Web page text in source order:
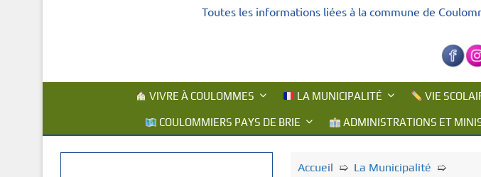
l
Toutes les informations liées à la commune de
VIVRE À COULOMMES LA MUNICIPALITÉ VIE
COULOMMIERS PAYS DE BRIE ADMINISTRATIONS ET
Accueil ➯ La Municipalité ➯